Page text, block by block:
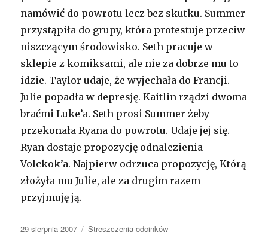
namówić do powrotu lecz bez skutku. Summer
przystąpiła do grupy, która protestuje przeciw
niszczącym środowisko. Seth pracuje w
sklepie z komiksami, ale nie za dobrze mu to
idzie. Taylor udaje, że wyjechała do Francji.
Julie popadła w depresję. Kaitlin rządzi dwoma
braćmi Luke’a. Seth prosi Summer żeby
przekonała Ryana do powrotu. Udaje jej się.
Ryan dostaje propozycję odnalezienia
Volckok’a. Najpierw odrzuca propozycję, Którą
złożyła mu Julie, ale za drugim razem
przyjmuję ją.
Opublikowano
29 sierpnia 2007 Kategorie
Streszczenia odcinków